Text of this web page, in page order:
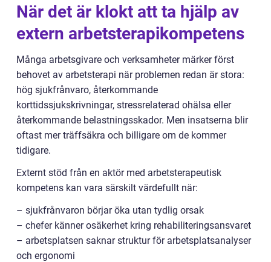
När det är klokt att ta hjälp av
extern arbetsterapikompetens
Många arbetsgivare och verksamheter märker först
behovet av arbetsterapi när problemen redan är stora:
hög sjukfrånvaro, återkommande
korttidssjukskrivningar, stressrelaterad ohälsa eller
återkommande belastningsskador. Men insatserna blir
oftast mer träffsäkra och billigare om de kommer
tidigare.
Externt stöd från en aktör med arbetsterapeutisk
kompetens kan vara särskilt värdefullt när:
– sjukfrånvaron börjar öka utan tydlig orsak
– chefer känner osäkerhet kring rehabiliteringsansvaret
– arbetsplatsen saknar struktur för arbetsplatsanalyser
och ergonomi